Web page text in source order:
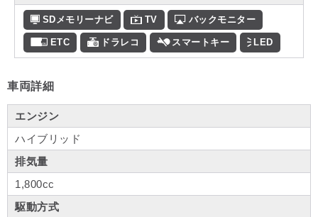
SDメモリーナビ TV バックモニター
ETC ドラレコ スマートキー LED
車両詳細
エンジン
ハイブリッド
排気量
1,800cc
駆動方式